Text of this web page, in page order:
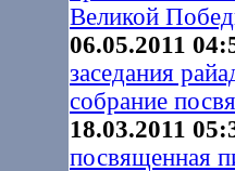
Великой
06.05.2011
заседания
собрание
18.03.2011
посвященная